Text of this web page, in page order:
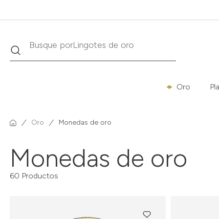
BuscarBusque porKrugerrand
Oro
Oro Monedas de oro
Monedas de oro
60 Productos